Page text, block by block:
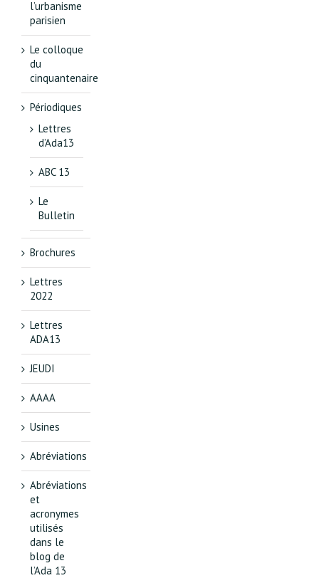
l’urbanisme
parisien
Le colloque
du
cinquantenaire
Périodiques
Lettres
d’Ada13
ABC 13
Le
Bulletin
Brochures
Lettres
2022
Lettres
ADA13
JEUDI
AAAA
Usines
Abréviations
Abréviations
et
acronymes
utilisés
dans le
blog de
l’Ada 13